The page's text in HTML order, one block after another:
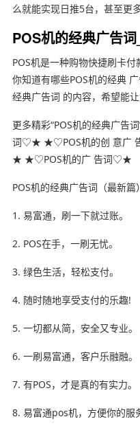
么就能实现日推5台，甚至更
POS机的经典广告
POS机是一种购物快捷刷卡付
你知道有哪些POS机的经典
经典广告词 的内容，希望能
更多精彩“POS机的经典广告
词♡★ ★♡POS机的创 意广
★ ★♡POS机的广 告词♡★
POS机的经典广告词（最新篇）
1. 易富通，刷一下就过账。
2. POS在手，一刷无忧。
3. 绿色生活，轻松支付。
4. 随时随地享受支付的乐趣!
5. 一切都从简，安全又专业。
6. 一刷易富通，客户乐融融。
7. 有POS，才是真的有实力。
8. 易富通pos机，方便你的服